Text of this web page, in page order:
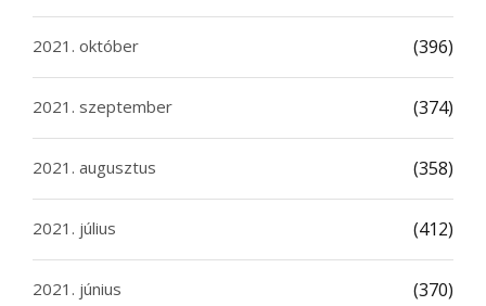
2021. október (396)
2021. szeptember (374)
2021. augusztus (358)
2021. július (412)
2021. június (370)